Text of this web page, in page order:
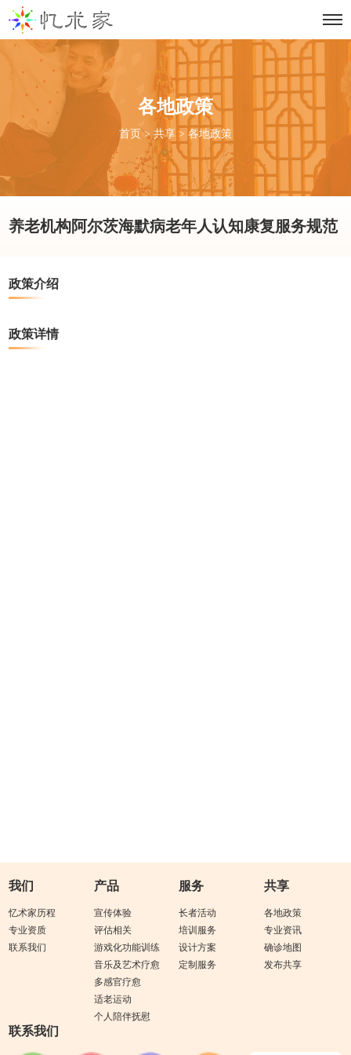
各地政策
首页> 共享 > 各地政策
养老机构阿尔茨海默病老年人认知康复服务规范
政策介绍
政策详情
我们
忆术家历程
专业资质
联系我们
产品
宣传体验
评估相关
游戏化功能训练
音乐及艺术疗愈
多感官疗愈
适老运动
个人陪伴抚慰
服务
长者活动
培训服务
设计方案
定制服务
共享
各地政策
专业资讯
确诊地图
发布共享
联系我们